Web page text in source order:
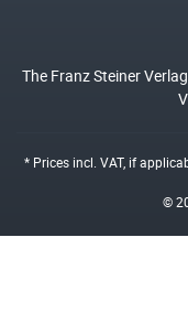
The Franz Steiner
* Prices incl. VAT, if
©